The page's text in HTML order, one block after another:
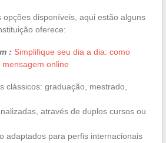
opções disponíveis, aqui estão alguns
oferece:
: Simplifique seu dia a dia: como
online
clássicos: graduação, mestrado,
através de duplos cursos ou
adaptados para perfis internacionais